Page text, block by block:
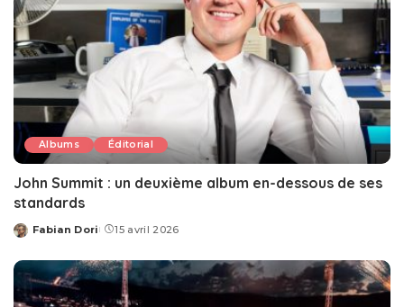
Albums Éditorial
John Summit : un deuxième album en-dessous de ses
standards
Posted
Fabian Dori 15 avril 2026